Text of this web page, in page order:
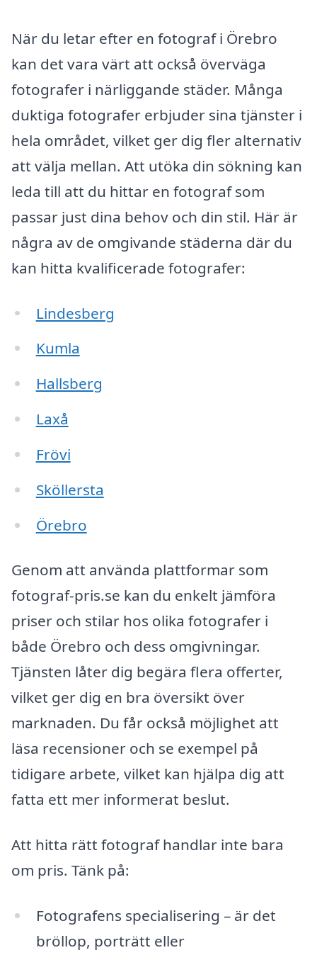
När du letar efter en fotograf i Örebro
kan det vara värt att också överväga
fotografer i närliggande städer. Många
duktiga fotografer erbjuder sina tjänster i
hela området, vilket ger dig fler alternativ
att välja mellan. Att utöka din sökning kan
leda till att du hittar en fotograf som
passar just dina behov och din stil. Här är
några av de omgivande städerna där du
kan hitta kvalificerade fotografer:
Lindesberg
Kumla
Hallsberg
Laxå
Frövi
Sköllersta
Örebro
Genom att använda plattformar som
fotograf-pris.se kan du enkelt jämföra
priser och stilar hos olika fotografer i
både Örebro och dess omgivningar.
Tjänsten låter dig begära flera offerter,
vilket ger dig en bra översikt över
marknaden. Du får också möjlighet att
läsa recensioner och se exempel på
tidigare arbete, vilket kan hjälpa dig att
fatta ett mer informerat beslut.
Att hitta rätt fotograf handlar inte bara
om pris. Tänk på:
Fotografens specialisering – är det
bröllop, porträtt eller